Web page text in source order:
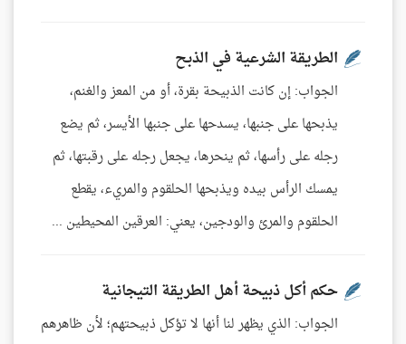
الطريقة الشرعية في الذبح
الجواب: إن كانت الذبيحة بقرة، أو من المعز والغنم،
يذبحها على جنبها، يسدحها على جنبها الأيسر، ثم يضع
رجله على رأسها، ثم ينحرها، يجعل رجله على رقبتها، ثم
يمسك الرأس بيده ويذبحها الحلقوم والمريء، يقطع
الحلقوم والمرئ والودجين، يعني: العرقين المحيطين ...
حكم أكل ذبيحة أهل الطريقة التيجانية
الجواب: الذي يظهر لنا أنها لا تؤكل ذبيحتهم؛ لأن ظاهرهم